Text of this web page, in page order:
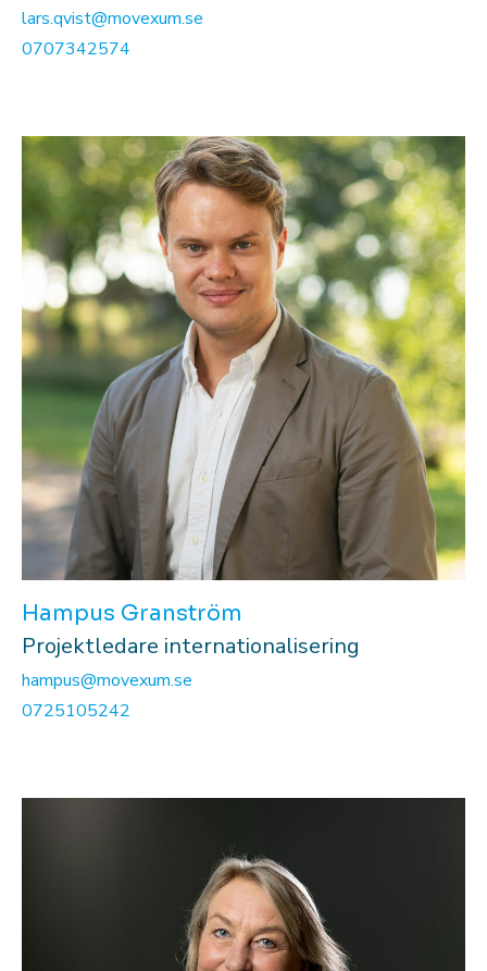
lars.qvist@movexum.se
0707342574
Hampus Granström
Projektledare internationalisering
hampus@movexum.se
0725105242